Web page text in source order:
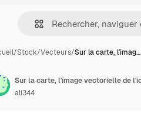
/Stock/Vecteurs/Sur la carte, l'imag…
ali344